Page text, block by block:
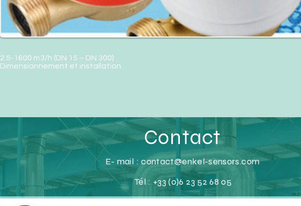
2.5-1600 m3/h (DN 15 – DN 300)
Dimensionnement et installation.
Contact
E- mail :contact@enkel-sensors.com
Tél : +33 (0)6 23 52 68 05